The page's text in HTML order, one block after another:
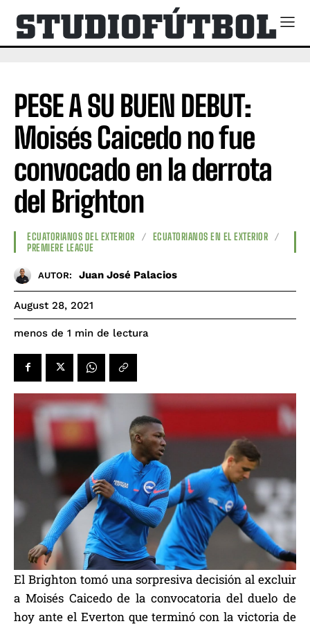
PESE A SU BUEN DEBUT:
Moisés Caicedo no fue
convocado en la derrota
del Brighton
ECUATORIANOS DEL EXTERIOR
ECUATORIANOS EN EL EXTERIOR
PREMIERE LEAGUE
AUTOR: Juan José Palacios
August 28, 2021
menos de 1 min de lectura
El Brighton tomó una sorpresiva decisión al excluir
a Moisés Caicedo de la convocatoria del duelo de
hoy ante el Everton que terminó con la victoria de